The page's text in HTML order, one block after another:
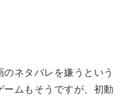
ネタバレを嫌うという
ムもそうですが、初動